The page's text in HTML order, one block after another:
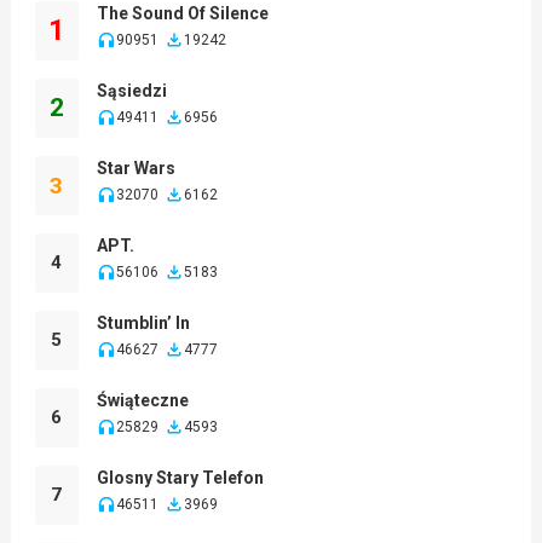
1
The Sound Of Silence
90951 19242
2
Sąsiedzi
49411 6956
3
Star Wars
32070 6162
4
APT.
56106 5183
5
Stumblin’ In
46627 4777
6
Świąteczne
25829 4593
7
Glosny Stary Telefon
46511 3969